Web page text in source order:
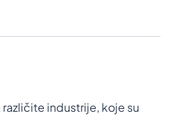
industrije, koje su